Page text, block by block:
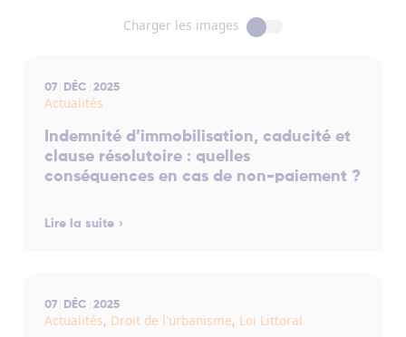
Charger les images
07 DÉC 2025
Actualités
Indemnité d’immobilisation, caducité et
clause résolutoire : quelles
conséquences en cas de non-paiement ?
Lire la suite
07 DÉC 2025
Actualités, Droit de l'urbanisme, Loi Littoral